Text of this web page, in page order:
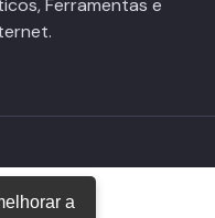
Ferramentas e
a